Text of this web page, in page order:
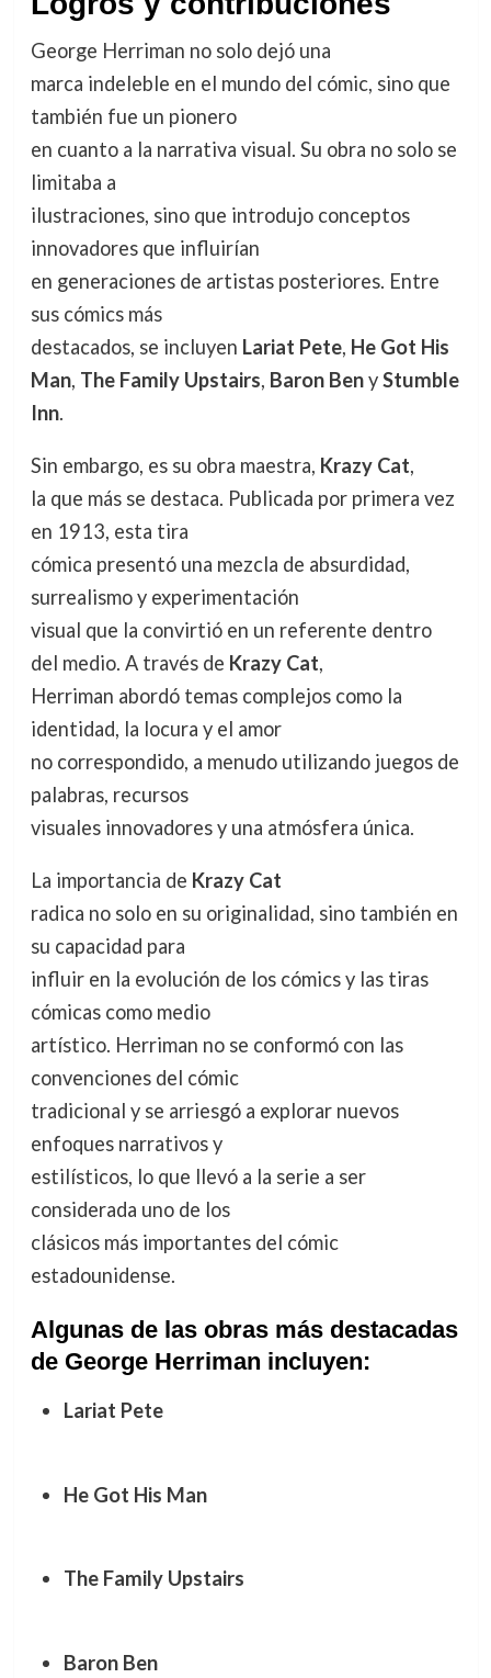
George Herriman no solo dejó una
marca indeleble en el mundo del cómic, sino que
también fue un pionero
en cuanto a la narrativa visual. Su obra no solo se
limitaba a
ilustraciones, sino que introdujo conceptos
innovadores que influirían
en generaciones de artistas posteriores. Entre
sus cómics más
destacados, se incluyen Lariat Pete, He Got His
Man, The Family Upstairs, Baron BenyStumble
Inn.
Sin embargo, es su obra maestra, Krazy Cat,
la que más se destaca. Publicada por primera vez
en 1913, esta tira
cómica presentó una mezcla de absurdidad,
surrealismo y experimentación
visual que la convirtió en un referente dentro
del medio. A través de Krazy Cat,
Herriman abordó temas complejos como la
identidad, la locura y el amor
no correspondido, a menudo utilizando juegos de
palabras, recursos
visuales innovadores y una atmósfera única.
La importancia de Krazy Cat
radica no solo en su originalidad, sino también en
su capacidad para
influir en la evolución de los cómics y las tiras
cómicas como medio
artístico. Herriman no se conformó con las
convenciones del cómic
tradicional y se arriesgó a explorar nuevos
enfoques narrativos y
estilísticos, lo que llevó a la serie a ser
considerada uno de los
clásicos más importantes del cómic
estadounidense.
Algunas de las obras más destacadas
de George Herriman incluyen:
Lariat Pete
He Got His Man
The Family Upstairs
Baron Ben